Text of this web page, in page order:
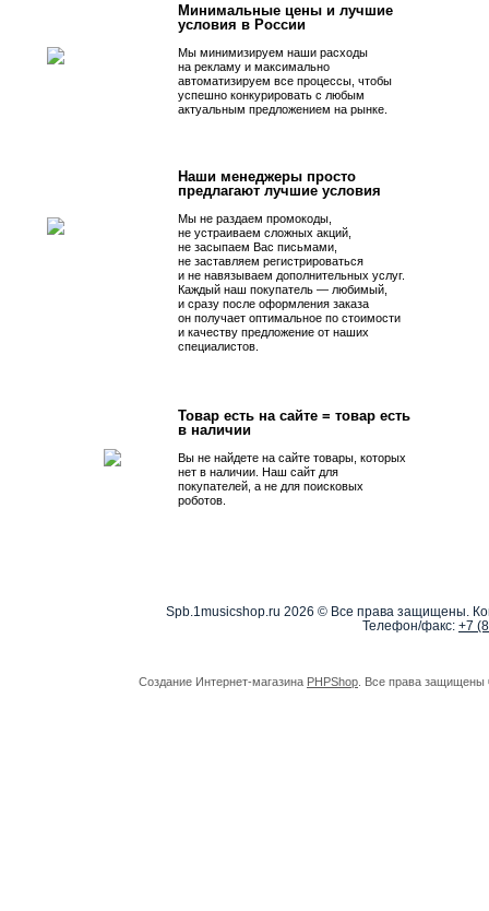
Минимальные цены и лучшие
условия в России
Мы минимизируем наши расходы
на рекламу и максимально
автоматизируем все процессы, чтобы
успешно конкурировать с любым
актуальным предложением на рынке.
Наши менеджеры просто
предлагают лучшие условия
Мы не раздаем промокоды,
не устраиваем сложных акций,
не засыпаем Вас письмами,
не заставляем регистрироваться
и не навязываем дополнительных услуг.
Каждый наш покупатель — любимый,
и сразу после оформления заказа
он получает оптимальное по стоимости
и качеству предложение от наших
специалистов.
Товар есть на сайте = товар есть
в наличии
Вы не найдете на сайте товары, которых
нет в наличии. Наш сайт для
покупателей, а не для поисковых
роботов.
Spb.1musicshop.ru 2026 © Все права защищены.
Телефон/факс: +7
Создание Интернет-магазина PHPShop . Все права защищены